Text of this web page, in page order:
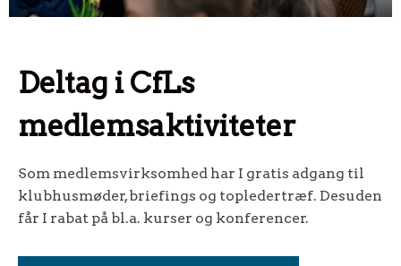
Deltag i CfLs
medlemsaktiviteter
Som medlemsvirksomhed har I gratis adgang til
klubhusmøder, briefings og topledertræf. Desuden
får I rabat på bl.a. kurser og konferencer.